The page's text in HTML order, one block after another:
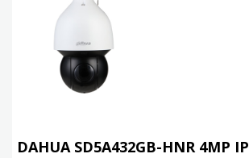
DAHUA SD5A432GB-HNR 4MP IP